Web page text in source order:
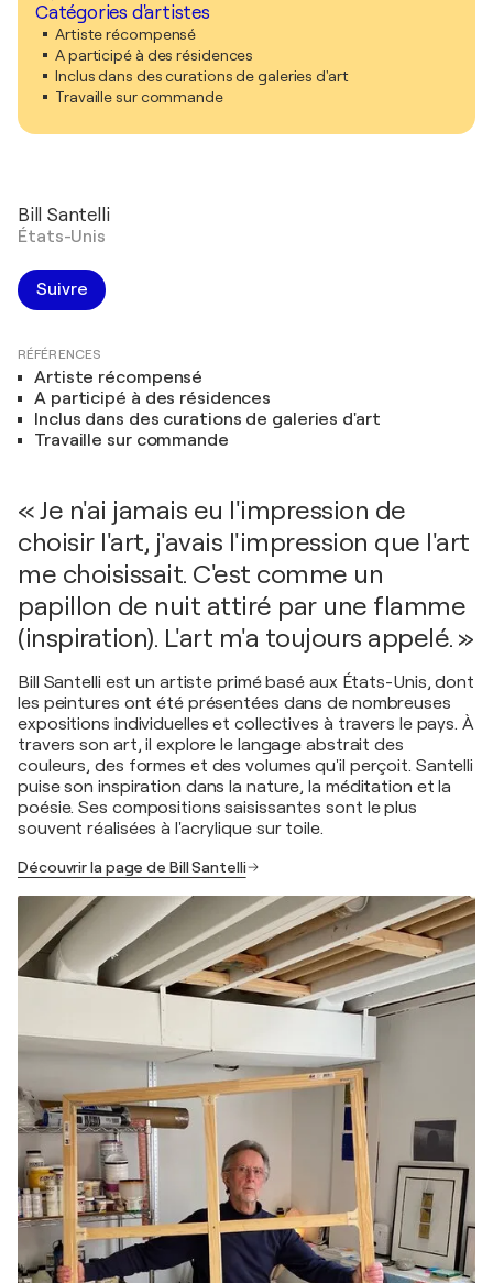
Catégories d'artistes
Artiste récompensé
A participé à des résidences
Inclus dans des curations de galeries d'art
Travaille sur commande
Bill Santelli
États-Unis
Suivre
RÉFÉRENCES
Artiste récompensé
A participé à des résidences
Inclus dans des curations de galeries d'art
Travaille sur commande
« Je n'ai jamais eu l'impression de
choisir l'art, j'avais l'impression que l'art
me choisissait. C'est comme un
papillon de nuit attiré par une flamme
(inspiration). L'art m'a toujours appelé. »
Bill Santelli est un artiste primé basé aux États-Unis, dont
les peintures ont été présentées dans de nombreuses
expositions individuelles et collectives à travers le pays. À
travers son art, il explore le langage abstrait des
couleurs, des formes et des volumes qu'il perçoit. Santelli
puise son inspiration dans la nature, la méditation et la
poésie. Ses compositions saisissantes sont le plus
souvent réalisées à l'acrylique sur toile.
Découvrir la page de Bill Santelli